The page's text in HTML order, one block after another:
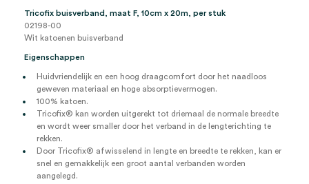
Tricofix buisverband, maat F, 10cm x 20m, per stuk
02198-00
Wit katoenen buisverband
Eigenschappen
Huidvriendelijk en een hoog draagcomfort door het naadloos
geweven materiaal en hoge absorptievermogen.
100% katoen.
Tricofix® kan worden uitgerekt tot driemaal de normale breedte
en wordt weer smaller door het verband in de lengterichting te
rekken.
Door Tricofix® afwisselend in lengte en breedte te rekken, kan er
snel en gemakkelijk een groot aantal verbanden worden
aangelegd.